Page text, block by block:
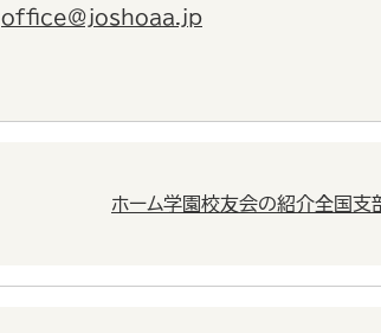
office@joshoaa.jp
ホーム学園校友会の紹介全国支